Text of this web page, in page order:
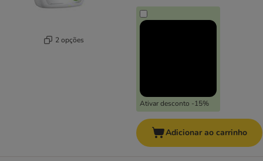
2 opções
Ativar desconto -15%
Adicionar ao carrinho